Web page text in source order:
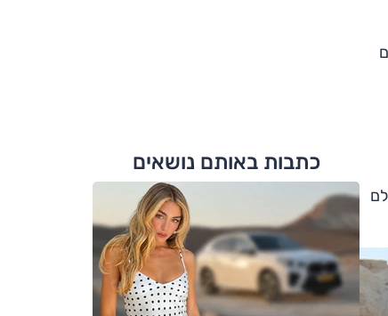
כתבות באותם נושאים